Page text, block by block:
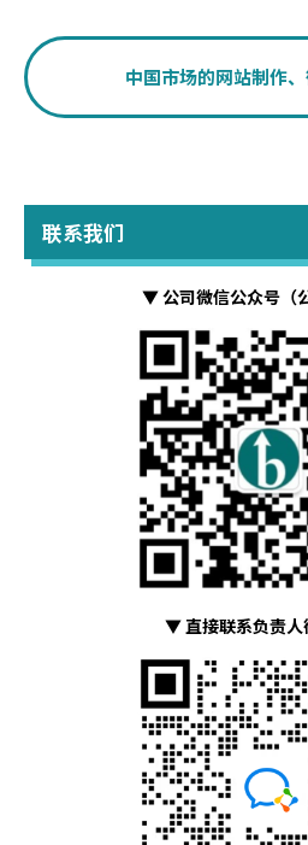
中国市场的网站制作
联系我们
▼ 公司微信公众号（
▼ 直接联系负责